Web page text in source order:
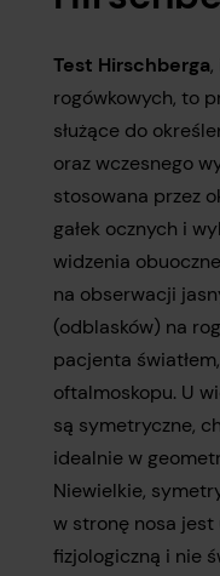
Test Hirschberga
rogówkowych, to
służące do
oraz wczesnego
stosowana przez
gałek ocznych i
widzenia
na obserwacji
(odblasków) na
pacjenta
oftalmoskopu. U
są symetryczne,
idealnie w
Niewielkie,
w stronę nosa
fizjologiczną i nie